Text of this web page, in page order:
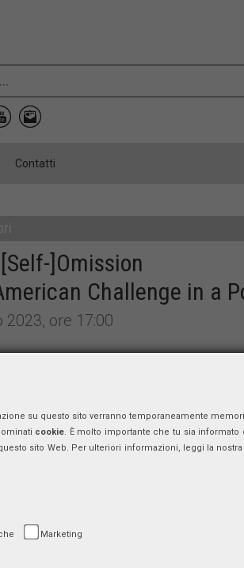
Contatti
]Omission
Challenge in a
ore 17:00
Romasu questo sito verranno temporaneamente
cookie. È molto importante che tu sia informato
sito Web. Per ulteriori informazioni, leggi la
Marketing